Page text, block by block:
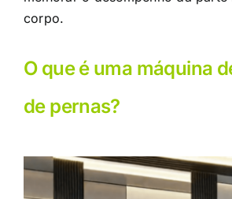
corpo.
O que é uma máquina
de pernas?